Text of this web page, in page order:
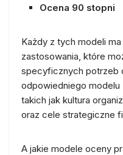
Ocena 90 stopni
Każdy z tych modeli
zastosowania, które
specyficznych potrzeb
odpowiedniego modelu
takich jak kultura
oraz cele strategiczne
A jakie modele oceny